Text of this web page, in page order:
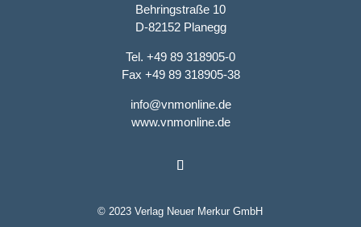
Behringstraße 10
D-82152 Planegg
Tel. +49 89 318905-0
Fax +49 89 318905-38
info@vnmonline.de
www.vnmonline.de
© 2023 Verlag Neuer Merkur GmbH